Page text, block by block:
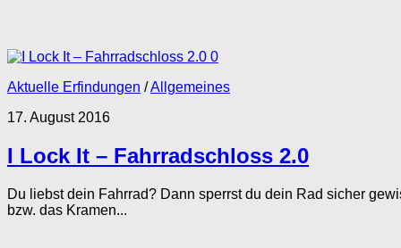
0
Aktuelle Erfindungen /Allgemeines
17. August 2016
I Lock It – Fahrradschloss 2.0
Du liebst dein Fahrrad? Dann sperrst du dein Rad sicher
bzw. das Kramen...